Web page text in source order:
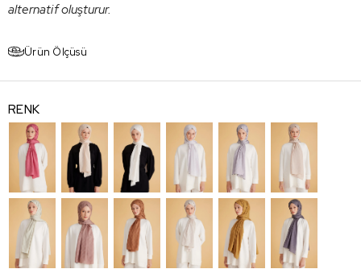
alternatif oluşturur.
Ürün Ölçüsü
RENK